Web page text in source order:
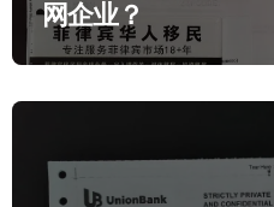
网企业？